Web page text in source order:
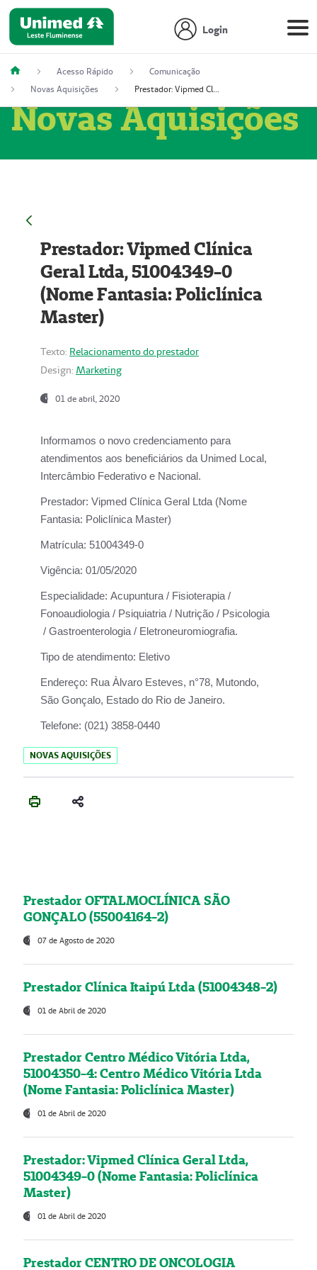
Login
Acesso Rápido
Comunicação
Novas Aquisições
Prestador: Vipmed Clínica Geral Ltda, 51004349-0 (Nome Fantasia: Policlínica Master)
Novas Aquisições
Prestador: Vipmed Clínica
Geral Ltda, 51004349-0
(Nome Fantasia: Policlínica
Master)
Texto: Relacionamento do prestador
Design: Marketing
01 de abril, 2020
Informamos o novo credenciamento para
atendimentos aos beneficiários da Unimed Local,
Intercâmbio Federativo e Nacional.
Prestador: Vipmed Clínica Geral Ltda (Nome
Fantasia: Policlínica Master)
Matrícula: 51004349-0
Vigência: 01/05/2020
Especialidade: Acupuntura / Fisioterapia /
Fonoaudiologia / Psiquiatria / Nutrição / Psicologia
/ Gastroenterologia / Eletroneuromiografia.
Tipo de atendimento: Eletivo
Endereço: Rua Àlvaro Esteves, n°78, Mutondo,
São Gonçalo, Estado do Rio de Janeiro.
Telefone: (021) 3858-0440
NOVAS AQUISIÇÕES
Prestador OFTALMOCLÍNICA SÃO
GONÇALO (55004164-2)
07 de Agosto de 2020
Prestador Clínica Itaipú Ltda (51004348-2)
01 de Abril de 2020
Prestador Centro Médico Vitória Ltda,
51004350-4: Centro Médico Vitória Ltda
(Nome Fantasia: Policlínica Master)
01 de Abril de 2020
Prestador: Vipmed Clínica Geral Ltda,
51004349-0 (Nome Fantasia: Policlínica
Master)
01 de Abril de 2020
Prestador CENTRO DE ONCOLOGIA